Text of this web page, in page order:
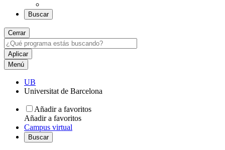
Buscar
Cerrar
Menú
UB
Universitat de Barcelona
Añadir a favoritos
Añadir a favoritos
Campus virtual
Buscar